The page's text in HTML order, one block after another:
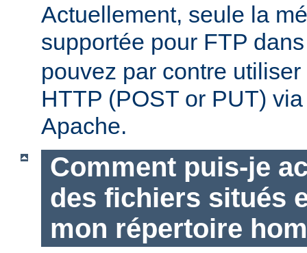
Actuellement, seule la
supportée pour FTP
pouvez par contre
HTTP (POST or PUT)
Apache.
Comment puis-je
des fichiers situés
mon répertoire